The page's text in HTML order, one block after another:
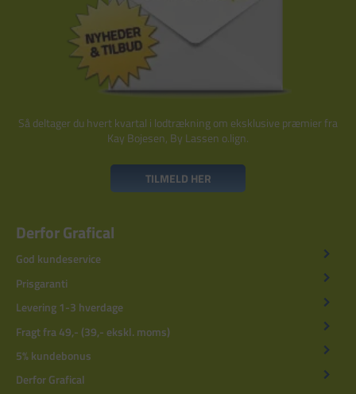
Så deltager du hvert kvartal i lodtrækning om eksklusive præmier fra
Kay Bojesen, By Lassen o.lign.
TILMELD HER
Derfor Grafical
God kundeservice
Prisgaranti
Levering 1-3 hverdage
Fragt fra 49,- (39,- ekskl. moms)
5% kundebonus
Derfor Grafical